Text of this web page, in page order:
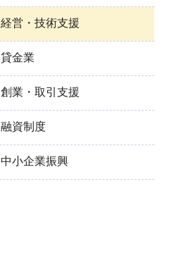
経営・技術支援
貸金業
創業・取引支援
融資制度
中小企業振興